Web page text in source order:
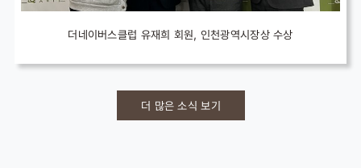
더네이버스클럽 유재희 회원, 인천광역시장상 수상
더 많은 소식 보기